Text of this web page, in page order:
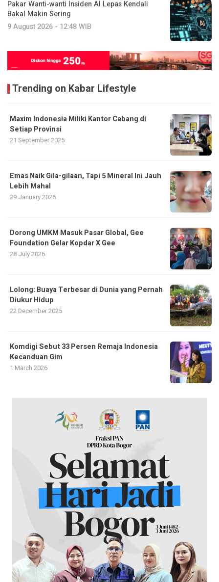
Pakar Wanti-wanti Insiden AI Lepas Kendali
Bakal Makin Sering
9 August 2026 - 12:48 WIB
Trending on Kabar Lifestyle
Maxim Indonesia Miliki Kantor Cabang di
Setiap Provinsi
21 September 2025
Emas Naik Gila-gilaan, Tapi 5 Mineral Ini Jauh
Lebih Mahal
29 January 2026
Dorong UMKM Masuk Pasar Global, Gee
Foundation Gelar Kopdar X Gee
28 July 2026
Lolong: Buaya Terbesar di Dunia yang Pernah
Diukur Hidup
22 December 2025
Komdigi Sebut 33 Persen Remaja Indonesia
Kecanduan Gim
1 March 2026